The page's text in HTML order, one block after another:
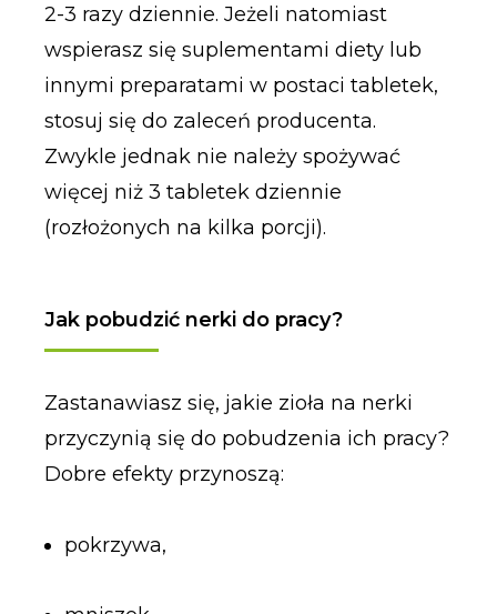
2-3 razy dziennie. Jeżeli natomiast
wspierasz się suplementami diety lub
innymi preparatami w postaci tabletek,
stosuj się do zaleceń producenta.
Zwykle jednak nie należy spożywać
więcej niż 3 tabletek dziennie
(rozłożonych na kilka porcji).
Jak pobudzić nerki do pracy?
Zastanawiasz się, jakie zioła na nerki
przyczynią się do pobudzenia ich pracy?
Dobre efekty przynoszą:
pokrzywa,